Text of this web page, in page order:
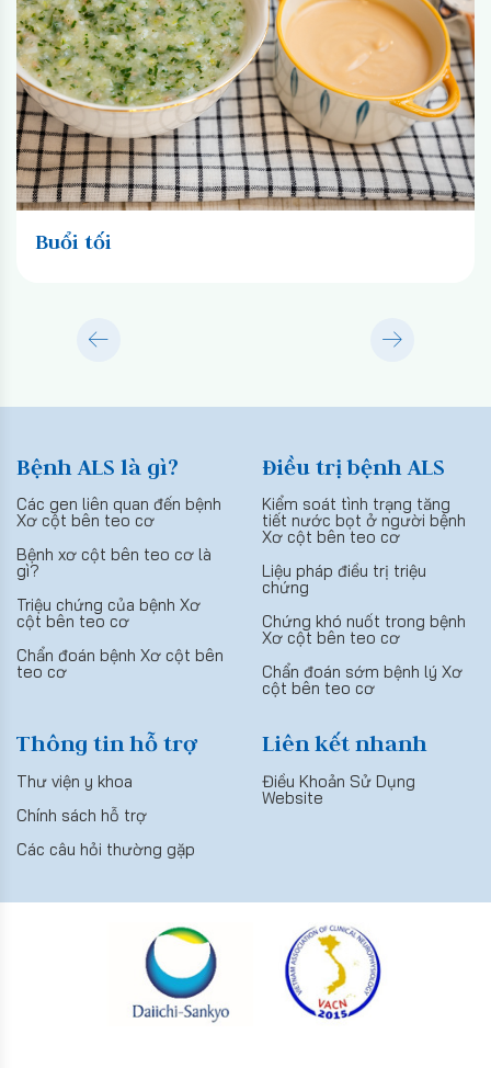
Buổi tối
Bệnh ALS là gì?
Các gen liên quan đến bệnh
Xơ cột bên teo cơ
Bệnh xơ cột bên teo cơ là
gì?
Triệu chứng của bệnh Xơ
cột bên teo cơ
Chẩn đoán bệnh Xơ cột bên
teo cơ
Điều trị bệnh ALS
Kiểm soát tình trạng tăng
tiết nước bọt ở người bệnh
Xơ cột bên teo cơ
Liệu pháp điều trị triệu
chứng
Chứng khó nuốt trong bệnh
Xơ cột bên teo cơ
Chẩn đoán sớm bệnh lý Xơ
cột bên teo cơ
Thông tin hỗ trợ
Thư viện y khoa
Chính sách hỗ trợ
Các câu hỏi thường gặp
Liên kết nhanh
Điều Khoản Sử Dụng
Website